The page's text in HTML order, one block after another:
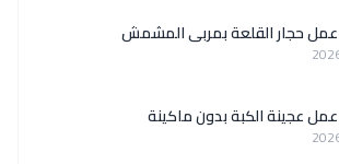
حجار القلعة بمربى المشمش
عجينة الكبة بدون ماكينة